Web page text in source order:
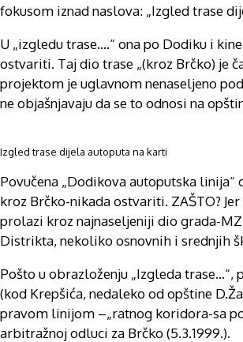
fokusom iznad naslova: „Izgled trase
U „izgledu trase….“ ona po Dodiku i
ostvariti. Taj dio trase „(kroz Brčko) je
projektom je uglavnom nenaseljeno
ne objašnjavaju da se to odnosi na
Izgled trase dijela autoputa na karti
Povučena „Dodikova autoputska
kroz Brčko-nikada ostvariti. ZAŠTO?
prolazi kroz najnaseljeniji dio grada-
Distrikta, nekoliko osnovnih i srednjih
Pošto u obrazloženju „Izgleda
(kod Krepšića, nedaleko od opštine
pravom linijom –„ratnog koridora-sa
arbitražnoj odluci za Brčko (5.3.1999.).